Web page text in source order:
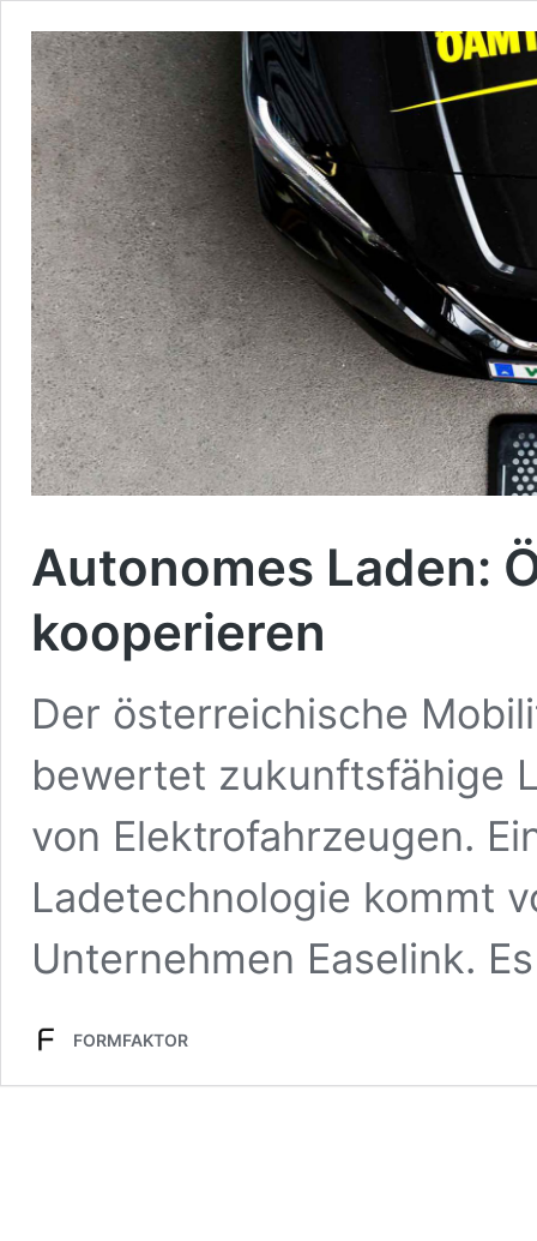
Autonomes Laden:
kooperieren
Der österreichische
bewertet zukunftsfähige
von Elektrofahrzeugen.
Ladetechnologie kommt
Unternehmen Easelink.
FORMFAKTOR